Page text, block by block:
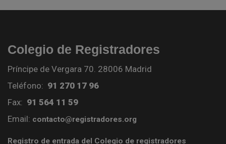
Colegio de Registradores
Príncipe de Vergara 70. 28006 Madrid
Teléfono: 91 270 17 96
Fax: 91 564 11 59
Email: contacto@registradores.org
Registro de entrada del Colegio de registradores